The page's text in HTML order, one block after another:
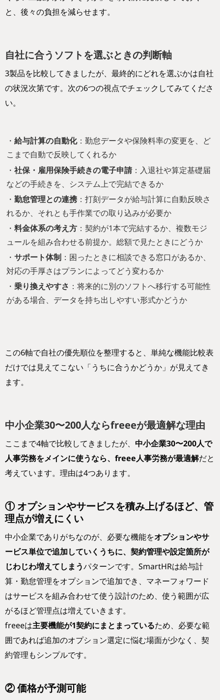
と、後々の負担を減らせます。
自社に合うソフトを選ぶときの判断軸
3製品を比較してきましたが、最終的にどれを選ぶかは自社
の状況次第です。次の6つの視点でチェックしてみてくださ
い。
・給与計算の自動化：勤怠データや保険料率の変更を、ど
こまで自動で反映してくれるか
・社保・雇用保険手続きの電子申請：入退社や算定基礎届
などの手続きを、システム上で完結できるか
・勤怠管理との連携 ：打刻データが給与計算に自動反映さ
れるか、それとも手作業での取り込みが必要か
・料金体系の考え方 ：契約が1本で完結するか、複数モジ
ュールを組み合わせる前提か。総額で見たときにどうか
・サポート体制 ：困ったときに相談できる窓口があるか、
対応の手厚さはプランによってどう変わるか
・乗り換えやすさ ：将来的に別のソフトへ移行する可能性
がある場合、データを持ち出しやすい形式かどうか
この6軸で自社の優先順位を整理すると、単純な機能比較表
だけでは見えてこない「うちに合うかどうか」が見えてき
ます。
中小企業30〜200人ならfreeeが最適解な理由
ここまで4軸で比較してきましたが、 中小企業30〜200人で
人事労務をメインに使うなら、freee人事労務が最適解だと
考えています。理由は4つあります。
① オプションやサービスを積み上げるほど、管
理点が増えにくい
中小企業でありがちなのが、必要な機能をオプションやサ
ービス単位で追加していくうちに、契約管理や設定箇所が
じわじわ増えてしまうパターンです。SmartHRは給与計
算・勤怠管理をオプションで追加でき、マネーフォワード
はサービスを組み合わせて使う設計のため、使う範囲が広
がるほど管理点は増えていきます。
freeeは主要機能が1契約にまとまっているため、必要な範
囲であれば追加のオプション選定に悩む場面が少なく、契
約管理もシンプルです。
② 価格が予測可能